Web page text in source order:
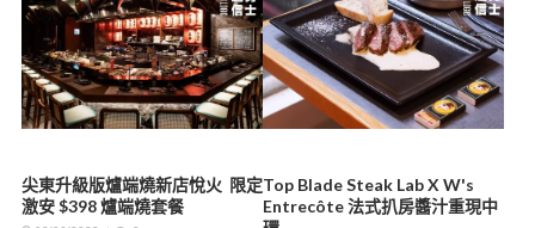
尖東升級版爐端燒新店悅火 限定
激安 $398 爐端燒套餐
Top Blade Steak Lab X W's
Entrecôte 法式扒房醬汁重現中